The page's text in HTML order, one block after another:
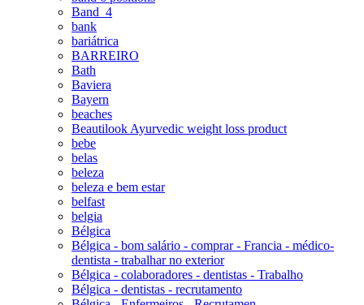
Band_4
bank
bariátrica
BARREIRO
Bath
Baviera
Bayern
beaches
Beautilook Ayurvedic weight loss product
bebe
belas
beleza
beleza e bem estar
belfast
belgia
Bélgica
Bélgica - bom salário - comprar - Francia - médico-
dentista - trabalhar no exterior
Bélgica - colaboradores - dentistas - Trabalho
Bélgica - dentistas - recrutamento